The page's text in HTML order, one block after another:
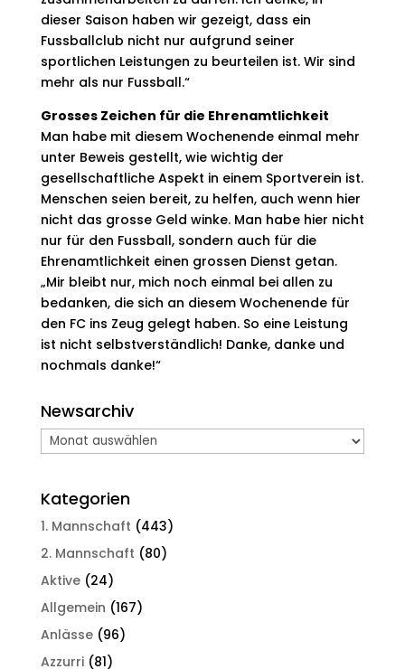
dieser Saison haben wir gezeigt, dass ein
Fussballclub nicht nur aufgrund seiner
sportlichen Leistungen zu beurteilen ist. Wir sind
mehr als nur Fussball.“
Grosses Zeichen für die Ehrenamtlichkeit
Man habe mit diesem Wochenende einmal mehr
unter Beweis gestellt, wie wichtig der
gesellschaftliche Aspekt in einem Sportverein ist.
Menschen seien bereit, zu helfen, auch wenn hier
nicht das grosse Geld winke. Man habe hier nicht
nur für den Fussball, sondern auch für die
Ehrenamtlichkeit einen grossen Dienst getan.
„Mir bleibt nur, mich noch einmal bei allen zu
bedanken, die sich an diesem Wochenende für
den FC ins Zeug gelegt haben. So eine Leistung
ist nicht selbstverständlich! Danke, danke und
nochmals danke!“
Newsarchiv
Newsarchiv
Kategorien
1. Mannschaft (443)
2. Mannschaft (80)
Aktive(24)
Allgemein (167)
Anlässe(96)
Azzurri(81)